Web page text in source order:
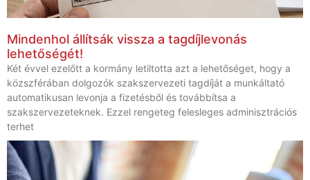
Mindenhol állítsák vissza a tagdíjlevonás
lehetőségét!
Két évvel ezelőtt a kormány letiltotta azt a lehetőséget, hogy a
közszférában dolgozók szakszervezeti tagdíját a munkáltató
automatikusan levonja a fizetésből és továbbítsa a
szakszervezeteknek. Ezzel rengeteg felesleges adminisztrációs
terhet